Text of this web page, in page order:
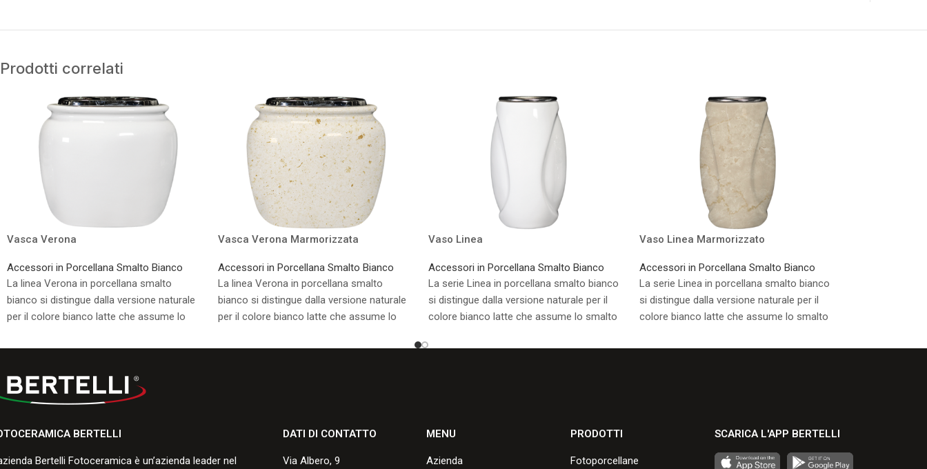
Prodotti correlati
Vasca Verona
Accessori in Porcellana Smalto Bianco
La linea Verona in porcellana smalto
bianco si distingue dalla versione naturale
per il colore bianco latte che assume lo
Vasca Verona Marmorizzata
Accessori in Porcellana Smalto Bianco
La linea Verona in porcellana smalto
bianco si distingue dalla versione naturale
per il colore bianco latte che assume lo
Vaso Linea
Accessori in Porcellana Smalto Bianco
La serie Linea in porcellana smalto bianco
si distingue dalla versione naturale per il
colore bianco latte che assume lo smalto
Vaso Linea Marmorizzato
Accessori in Porcellana Smalto Bianco
La serie Linea in porcellana smalto bianco
si distingue dalla versione naturale per il
colore bianco latte che assume lo smalto
BERTELLI
Bertelli Fotoceramica è un’azienda leader nel
DATI DI CONTATTO
Via Albero, 9
MENU
Azienda
PRODOTTI
Fotoporcellane
SCARICA L'APP BERTELLI